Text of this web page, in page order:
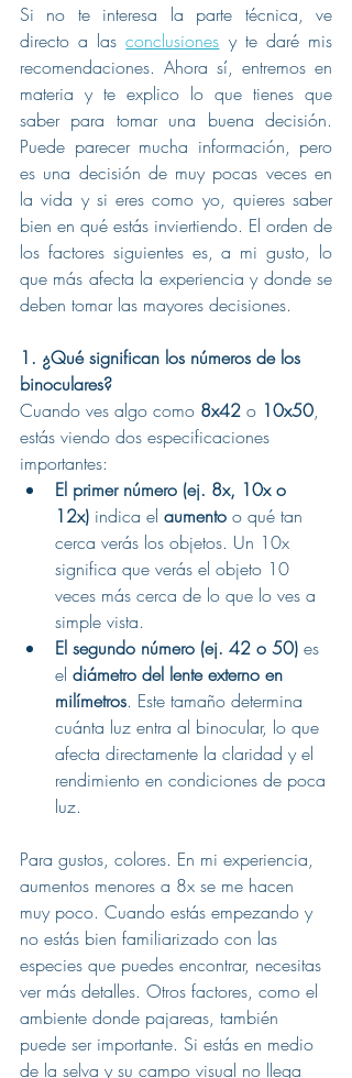
Si no te interesa la parte técnica, ve
directo a las conclusiones y te daré mis
recomendaciones. Ahora sí, entremos en
materia y te explico lo que tienes que
saber para tomar una buena decisión.
Puede parecer mucha información, pero
es una decisión de muy pocas veces en
la vida y si eres como yo, quieres saber
bien en qué estás inviertiendo. El orden de
los factores siguientes es, a mi gusto, lo
que más afecta la experiencia y donde se
deben tomar las mayores decisiones.
1. ¿Qué significan los números de los
binoculares?
Cuando ves algo como 8x42 o 10x50,
estás viendo dos especificaciones
importantes:
El primer número (ej. 8x, 10x o
12x) indica el aumento o qué tan
cerca verás los objetos. Un 10x
significa que verás el objeto 10
veces más cerca de lo que lo ves a
simple vista.
El segundo número (ej. 42 o 50) es
el diámetro del lente externo en
milímetros. Este tamaño determina
cuánta luz entra al binocular, lo que
afecta directamente la claridad y el
rendimiento en condiciones de poca
luz.
Para gustos, colores. En mi experiencia,
aumentos menores a 8x se me hacen
muy poco. Cuando estás empezando y
no estás bien familiarizado con las
especies que puedes encontrar, necesitas
ver más detalles. Otros factores, como el
ambiente donde pajareas, también
puede ser importante. Si estás en medio
de la selva y su campo visual no llega